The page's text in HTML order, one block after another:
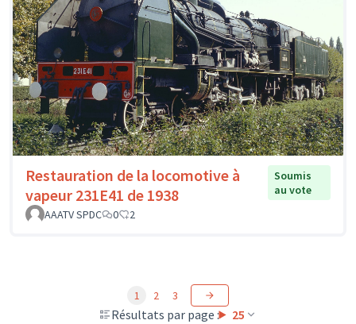
Restauration de la locomotive à
vapeur 231E41 de 1938
Soumis
au vote
AAATV SPDC
0 2
Résultats par page : 25
1 2 3